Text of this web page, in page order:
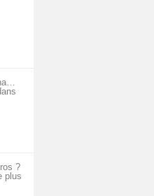
?
plus